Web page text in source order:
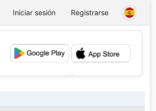
Iniciar sesión Registrarse